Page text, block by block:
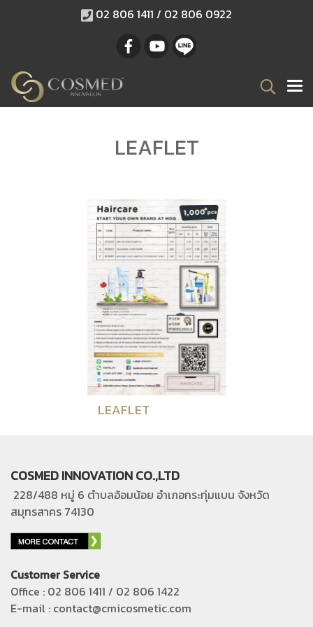
02 806 1411 / 02 806 0922
LEAFLET
LEAFLET
COSMED INNOVATION CO.,LTD
228/488 หมู่ 6 ตำบลอ้อมน้อย อำเภอกระทุ่มแบน จังหวัด
สมุทรสาคร 74130
Customer Service
Office : 02 806 1411 / 02 806 1422
E-mail : contact@cmicosmetic.com